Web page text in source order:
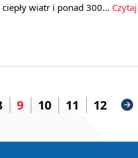
wiatr i ponad 300… Czytaj
9 10 11 12